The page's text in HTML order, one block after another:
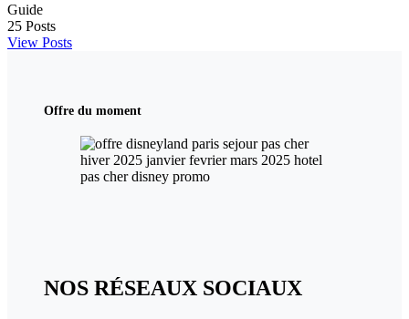
Guide
25 Posts
View Posts
Offre du moment
NOS RÉSEAUX SOCIAUX